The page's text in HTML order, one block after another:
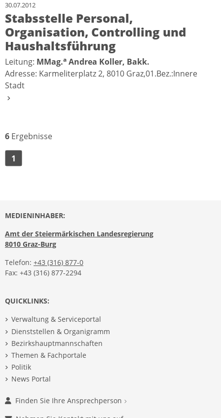
30.07.2012
Stabsstelle Personal,
Organisation, Controlling und
Haushaltsführung
Leitung: MMag.a Andrea Koller, Bakk.
Adresse: Karmeliterplatz 2, 8010 Graz,01.Bez.:Innere
Stadt
6 Ergebnisse
1
MEDIENINHABER:
Amt der Steiermärkischen Landesregierung
8010 Graz-Burg
Telefon: +43 (316) 877-0
Fax: +43 (316) 877-2294
QUICKLINKS:
Verwaltung & Serviceportal
Dienststellen & Organigramm
Bezirkshauptmannschaften
Themen & Fachportale
Politik
News Portal
Finden Sie Ihre Ansprechperson